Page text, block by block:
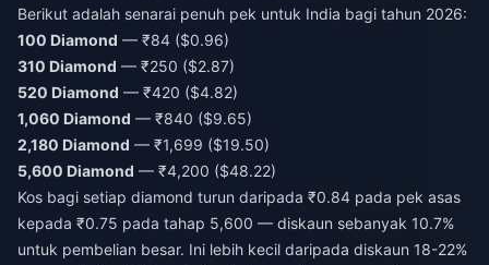
Berikut adalah senarai penuh pek untuk India bagi tahun 2026:
100 Diamond — ₹84 ($0.96)
310 Diamond — ₹250 ($2.87)
520 Diamond — ₹420 ($4.82)
1,060 Diamond — ₹840 ($9.65)
2,180 Diamond — ₹1,699 ($19.50)
5,600 Diamond — ₹4,200 ($48.22)
Kos bagi setiap diamond turun daripada ₹0.84 pada pek asas
kepada ₹0.75 pada tahap 5,600 — diskaun sebanyak 10.7%
untuk pembelian besar. Ini lebih kecil daripada diskaun 18-22%